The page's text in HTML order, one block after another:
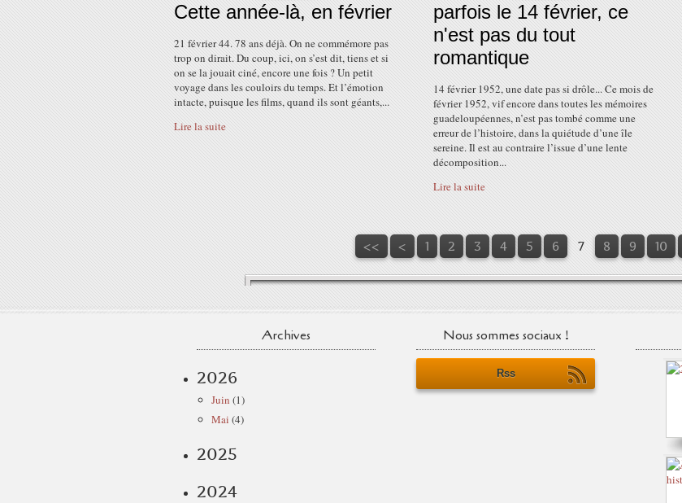
Cette année-là, en février
21 février 44. 78 ans déjà. On ne commémore pas
trop on dirait. Du coup, ici, on s’est dit, tiens et si
on se la jouait ciné, encore une fois ? Un petit
voyage dans les couloirs du temps. Et l’émotion
intacte, puisque les films, quand ils sont géants,...
Lire la suite
parfois le 14 février, ce
n'est pas du tout
romantique
14 février 1952, une date pas si drôle... Ce mois de
février 1952, vif encore dans toutes les mémoires
guadeloupéennes, n’est pas tombé comme une
erreur de l’histoire, dans la quiétude d’une île
sereine. Il est au contraire l’issue d’une lente
décomposition...
Lire la suite
<< < 1 2 3 4 5 6 7 8 9 10
Archives
2026
Juin (1)
Mai (4)
2025
2024
Nous sommes sociaux !
Rss